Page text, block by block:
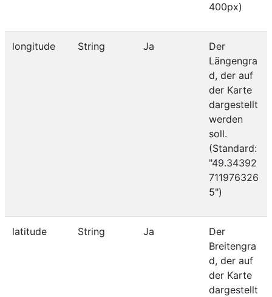
400px)
longitude String Ja
Der
Längengra
d, der auf
der Karte
dargestellt
werden
soll.
(Standard:
"49.34392
711976326
5")
latitude String Ja
Der
Breitengra
d, der auf
der Karte
dargestellt